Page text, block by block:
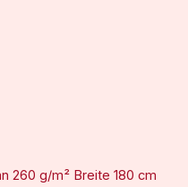
260 g/m² Breite 180 cm